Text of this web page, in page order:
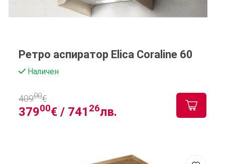
Ретро аспиратор Elica Coraline 60
Наличен
37900€ / 741 26лв.
40900€